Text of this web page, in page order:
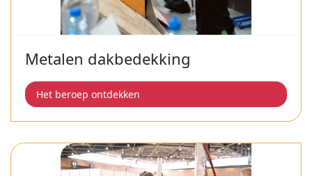
Metalen dakbedekking
Het beroep ontdekken